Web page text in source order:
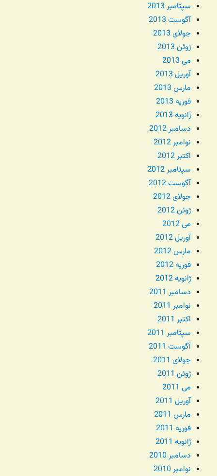
سپتامبر 2013
آگوست 2013
جولای 2013
ژوئن 2013
می 2013
آوریل 2013
مارس 2013
فوریه 2013
ژانویه 2013
دسامبر 2012
نوامبر 2012
اکتبر 2012
سپتامبر 2012
آگوست 2012
جولای 2012
ژوئن 2012
می 2012
آوریل 2012
مارس 2012
فوریه 2012
ژانویه 2012
دسامبر 2011
نوامبر 2011
اکتبر 2011
سپتامبر 2011
آگوست 2011
جولای 2011
ژوئن 2011
می 2011
آوریل 2011
مارس 2011
فوریه 2011
ژانویه 2011
دسامبر 2010
نوامبر 2010